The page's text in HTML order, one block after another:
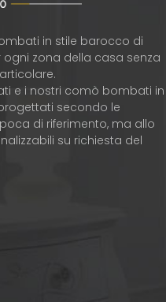
in stile barocco di
zona della casa senza
e i nostri comò bombati in
secondo le
di riferimento, ma allo
su richiesta del